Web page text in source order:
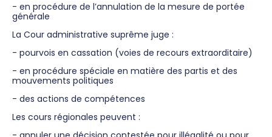
- en procédure de l’annulation de la mesure de portée
générale
La Cour administrative suprême juge :
- pourvois en cassation (voies de recours extraorditaire)
- en procédure spéciale en matière des partis et des
mouvements politiques
- des actions de compétences
Les cours régionales peuvent :